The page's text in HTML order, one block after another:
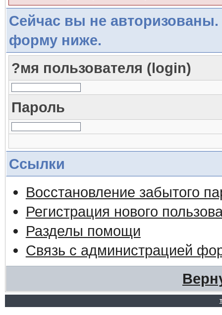
Сейчас вы не авторизованы.
форму ниже.
?мя пользователя (login)
Пароль
Ссылки
Восстановление забытого
Регистрация нового
Разделы помощи
Связь с администрацией